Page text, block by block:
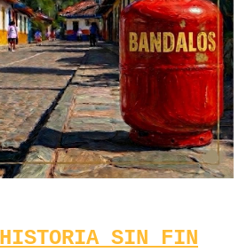
SIN FIN